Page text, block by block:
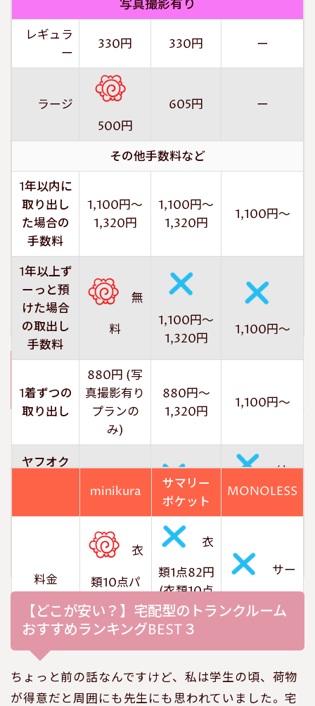
写真撮影有り
レギュラ
ー
330円 330円 ー
ラージ
500円
605円 ー
その他手数料など
1年以内に
取り出し
た場合の
手数料
1,100円～
1,320円
1,100円～
1,320円
1,100円～
1年以上ず
ーっと預
けた場合
の取出し
手数料
無
料
1,100円～
1,320円
1,100円～
1着ずつの
取り出し
880円 (写
真撮影有り
プランの
み)
880円～
1,320円
1,100円～
ヤフオク
時の手数
無
料
落
札金額の
10%
(ヤ
サービスな
minikura
サマリー
ポケット
MONOLESS
シワになりたくない！衣類向け_ハンガ
ー保管で比較
シワが気になるお洋服におすすめのプラン
minikura
サマリー
ポケット
MONOLESS
料金
衣
類10点パ
ックで 550
円
衣
類1点82円
(衣類10点
だと820
円)
サー
ビスなし
【どこが安い？】宅配型のトランクルーム
おすすめランキングBEST３
ちょっと前の話なんですけど、私は学生の頃、荷物
が得意だと周囲にも先生にも思われていました。宅